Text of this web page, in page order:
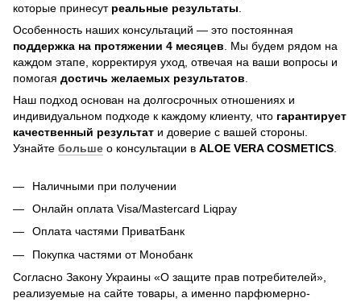
которые принесут реальные результаты
Особенность наших консультаций — это постоянная
поддержка на протяжении 4 месяцев . Мы будем рядом на
каждом этапе, корректируя уход, отвечая на ваши вопросы и
помогая достичь желаемых результатов
Наш подход основан на долгосрочных отношениях и
индивидуальном подходе к каждому клиенту, что гарантирует
качественный результат и доверие с вашей стороны.
Узнайте больше о консультации в ALOE VERA COSMETICS
Наличными при получении
Онлайн оплата Visa/Mastercard Liqpay
Оплата частями ПриватБанк
Покупка частями от Монобанк
Согласно Закону Украины «О защите прав потребителей»,
реализуемые на сайте товары, а именно парфюмерно-